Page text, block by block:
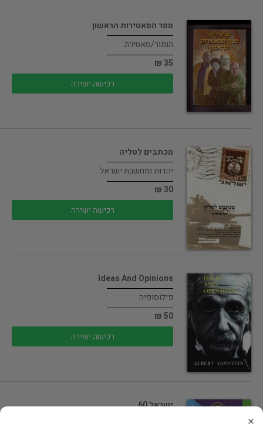
ספר הסאטירות הראשון
הומור/סאטירה
35 ₪
רכישה ישירה
מכתבים לטליה
יהדות ומחשבת ישראל
30 ₪
רכישה ישירה
Ideas And Opinions
פילוסופיה
50 ₪
רכישה ישירה
ישראל 60
×